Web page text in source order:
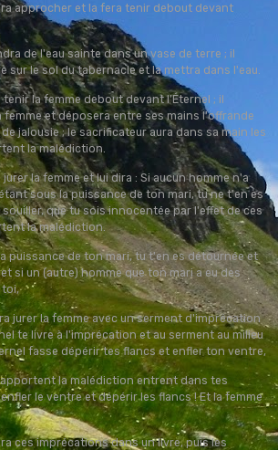
approcher et la fera tenir debout devant
de l'eau sainte dans un vase de terre ; il
sur le sol du tabernacle et la mettra dans l'eau.
la femme debout devant l'Éternel ; il
femme et déposera entre ses mains l'offrande
jalousie ; le sacrificateur aura dans sa main les
la malédiction.
la femme et lui dira : Si aucun homme n'a
sous la puissance de ton mari, tu ne t'en es
que tu sois innocentée par l'effet de ces
la malédiction.
puissance de ton mari, tu t'en es détournée et
si un (autre) homme que ton mari a eu des
toi,
jurer la femme avec un serment d'imprécation
te livre à l'imprécation et au serment au milieu
fasse dépérir tes flancs et enfler ton ventre,
la malédiction entrent dans tes
le ventre et dépérir les flancs ! Et la femme
ces imprécations dans un livre, puis les